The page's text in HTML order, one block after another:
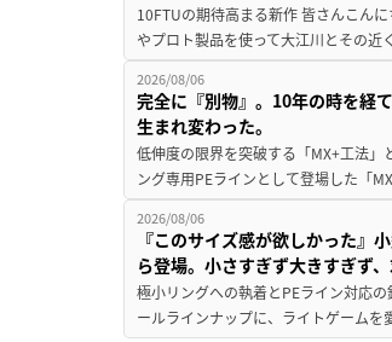
10FTUの期待高まる新作 皆さんこん
やプロト製品を使って大江川とその
2026/08/06
完全に『別物』。10年の時を経
生まれ変わった。
低伸度の限界を突破する「MX+工法
ング専用PEラインとして登場した「
2026/08/06
『このサイズ感が欲しかった』
ら登場。小さすぎず大きすぎず
極小リングへの執着とPEライン対応
ールラインナップに、ライトゲーム